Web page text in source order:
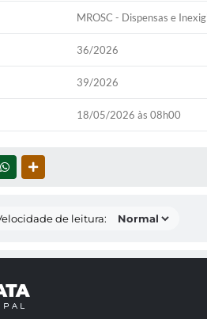
MROSC - Dispensas e
36/2026
39/2026
18/05/2026 às 08h00
WHATSAPP
de leitura: